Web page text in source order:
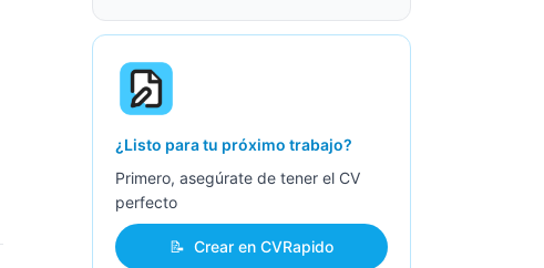
¿Listo para tu próximo trabajo?
Primero, asegúrate de tener el CV
perfecto
📝 Crear en CVRapido